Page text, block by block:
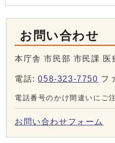
お問い合わせ
本庁舎 市民部 市民課 医
電話:058-323-7750 フ
電話番号のかけ間違いにご
お問い合わせフォーム